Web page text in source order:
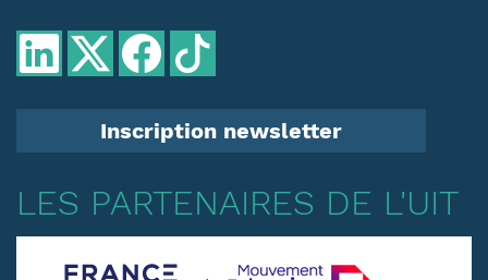
Inscription newsletter
LES PARTENAIRES DE L'UIT